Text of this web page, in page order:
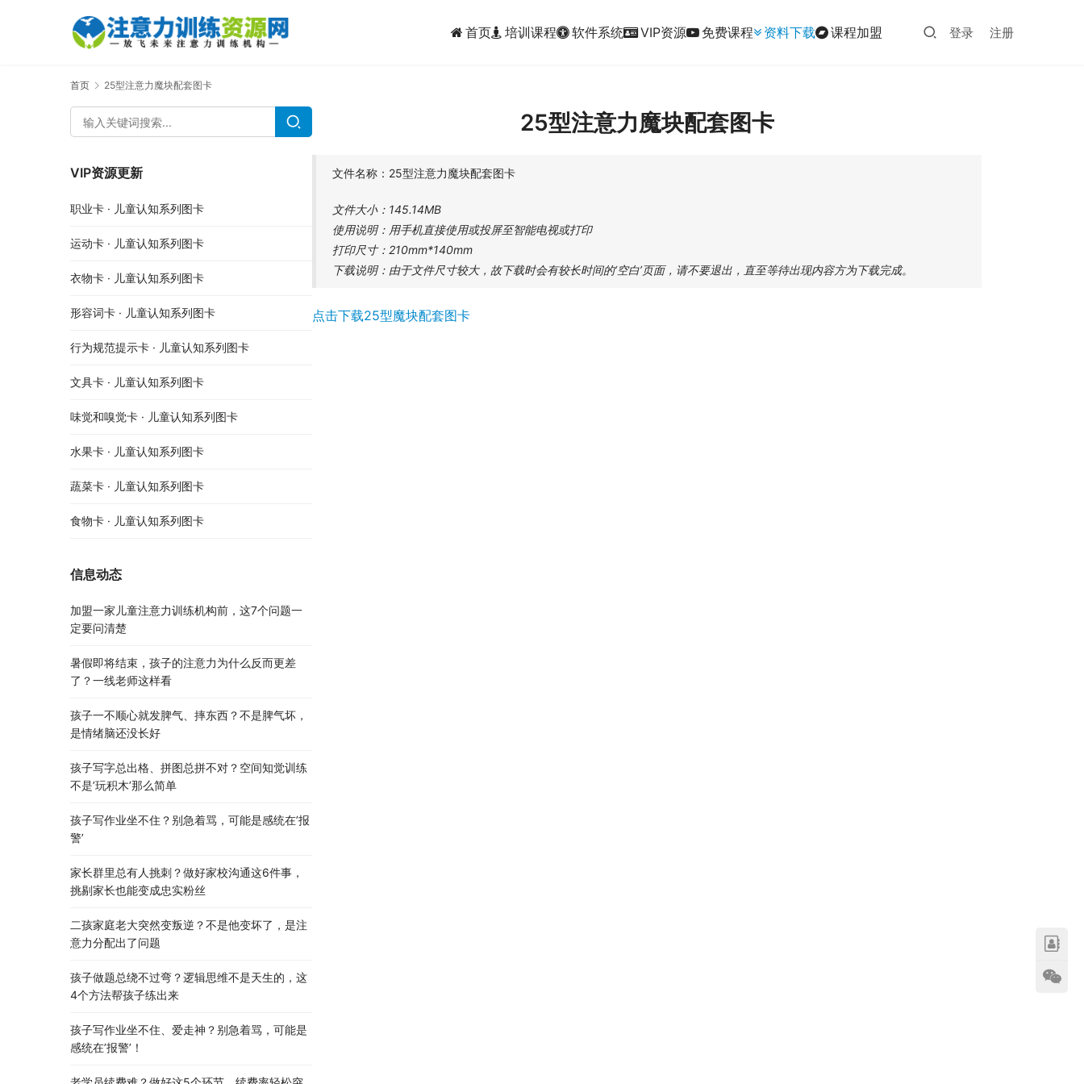
首页 培训课程 软件系统 VIP资源 免费课程 资料下载 课程加盟 登录 注册
首页 25型注意力魔块配套图卡
25型注意力魔块配套图卡
文件名称：25型注意力魔块配套图卡
文件大小：145.14MB
使用说明：用手机直接使用或投屏至智能电视或打印
打印尺寸：210mm*140mm
下载说明：由于文件尺寸较大，故下载时会有较长时间的‘空白’页面，请不要退出，直至等待出现内容方为下载完成。
点击下载25型魔块配套图卡
VIP资源更新
职业卡 · 儿童认知系列图卡
运动卡 · 儿童认知系列图卡
衣物卡 · 儿童认知系列图卡
形容词卡 · 儿童认知系列图卡
行为规范提示卡 · 儿童认知系列图卡
文具卡 · 儿童认知系列图卡
味觉和嗅觉卡 · 儿童认知系列图卡
水果卡 · 儿童认知系列图卡
蔬菜卡 · 儿童认知系列图卡
食物卡 · 儿童认知系列图卡
信息动态
加盟一家儿童注意力训练机构前，这7个问题一
定要问清楚
暑假即将结束，孩子的注意力为什么反而更差
了？一线老师这样看
孩子一不顺心就发脾气、摔东西？不是脾气坏，
是情绪脑还没长好
孩子写字总出格、拼图总拼不对？空间知觉训练
不是’玩积木’那么简单
孩子写作业坐不住？别急着骂，可能是感统在’报
警’
家长群里总有人挑刺？做好家校沟通这6件事，
挑剔家长也能变成忠实粉丝
二孩家庭老大突然变叛逆？不是他变坏了，是注
意力分配出了问题
孩子做题总绕不过弯？逻辑思维不是天生的，这
4个方法帮孩子练出来
孩子写作业坐不住、爱走神？别急着骂，可能是
感统在’报警’！